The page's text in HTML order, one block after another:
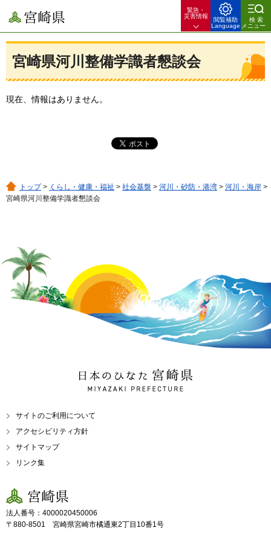
宮崎県
緊急・
災害情報
閲覧補助
Language
検索
メニュー
宮崎県河川整備学識者懇談会
現在、情報はありません。
トップ> くらし・健康・福祉 > 社会基盤 > 河川・砂防・港湾 > 河川・海岸 >
宮崎県河川整備学識者懇談会
日本のひなた 宮崎県
MIYAZAKI PREFECTURE
サイトのご利用について
アクセシビリティ方針
サイトマップ
リンク集
宮崎県
法人番号：4000020450006
〒880-8501 宮崎県宮崎市橘通東2丁目10番1号